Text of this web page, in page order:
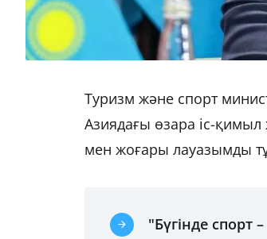
Туризм және спорт
Азиядағы өзара іс-қимыл
мен жоғары лауазымды
"Бүгінде спорт